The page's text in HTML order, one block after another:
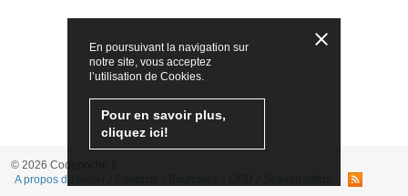
© 2026 Codepoche.fr
A propos du projet
En poursuivant la navigation sur
notre site, vous acceptez
l’utilisation de Cookies.
Pour en savoir plus,
cliquez ici!